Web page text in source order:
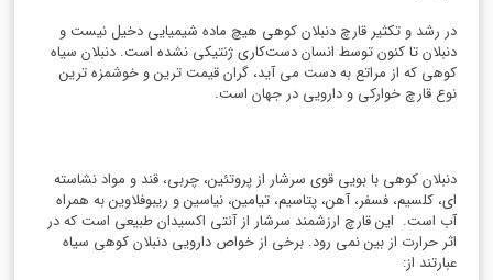
در رشد و تکثیر قارچ دنبلان کوهی هیچ ماده شیمیایی دخیل نیست و
دنبلان تا کنون توسط انسان دست‌کاری ژنتیکی نشده است. دنبلان سیاه
کوهی که از مراتع به دست می آید، گران قیمت ترین و خوشمزه ترین
نوع قارچ خوارکی و دارویی در جهان است.
دنبلان کوهی با بویی قوی سرشار از پروتئین، چربی، قند و مواد نشاسته
ای، کلسیم، فسفر، آهن، پتاسیم، تیامین، نیاسین و ریبوفلاوین به همراه
آب است. این قارچ ارزشمند سرشار از آنتی اکسیدان طبیعی است که در
اثر حرارت از بین نمی رود. برخی از خواص دارویی دنبلان کوهی سیاه
عبارتند از: